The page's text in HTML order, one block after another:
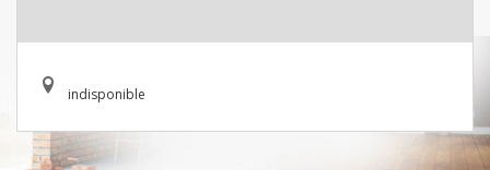
indisponible